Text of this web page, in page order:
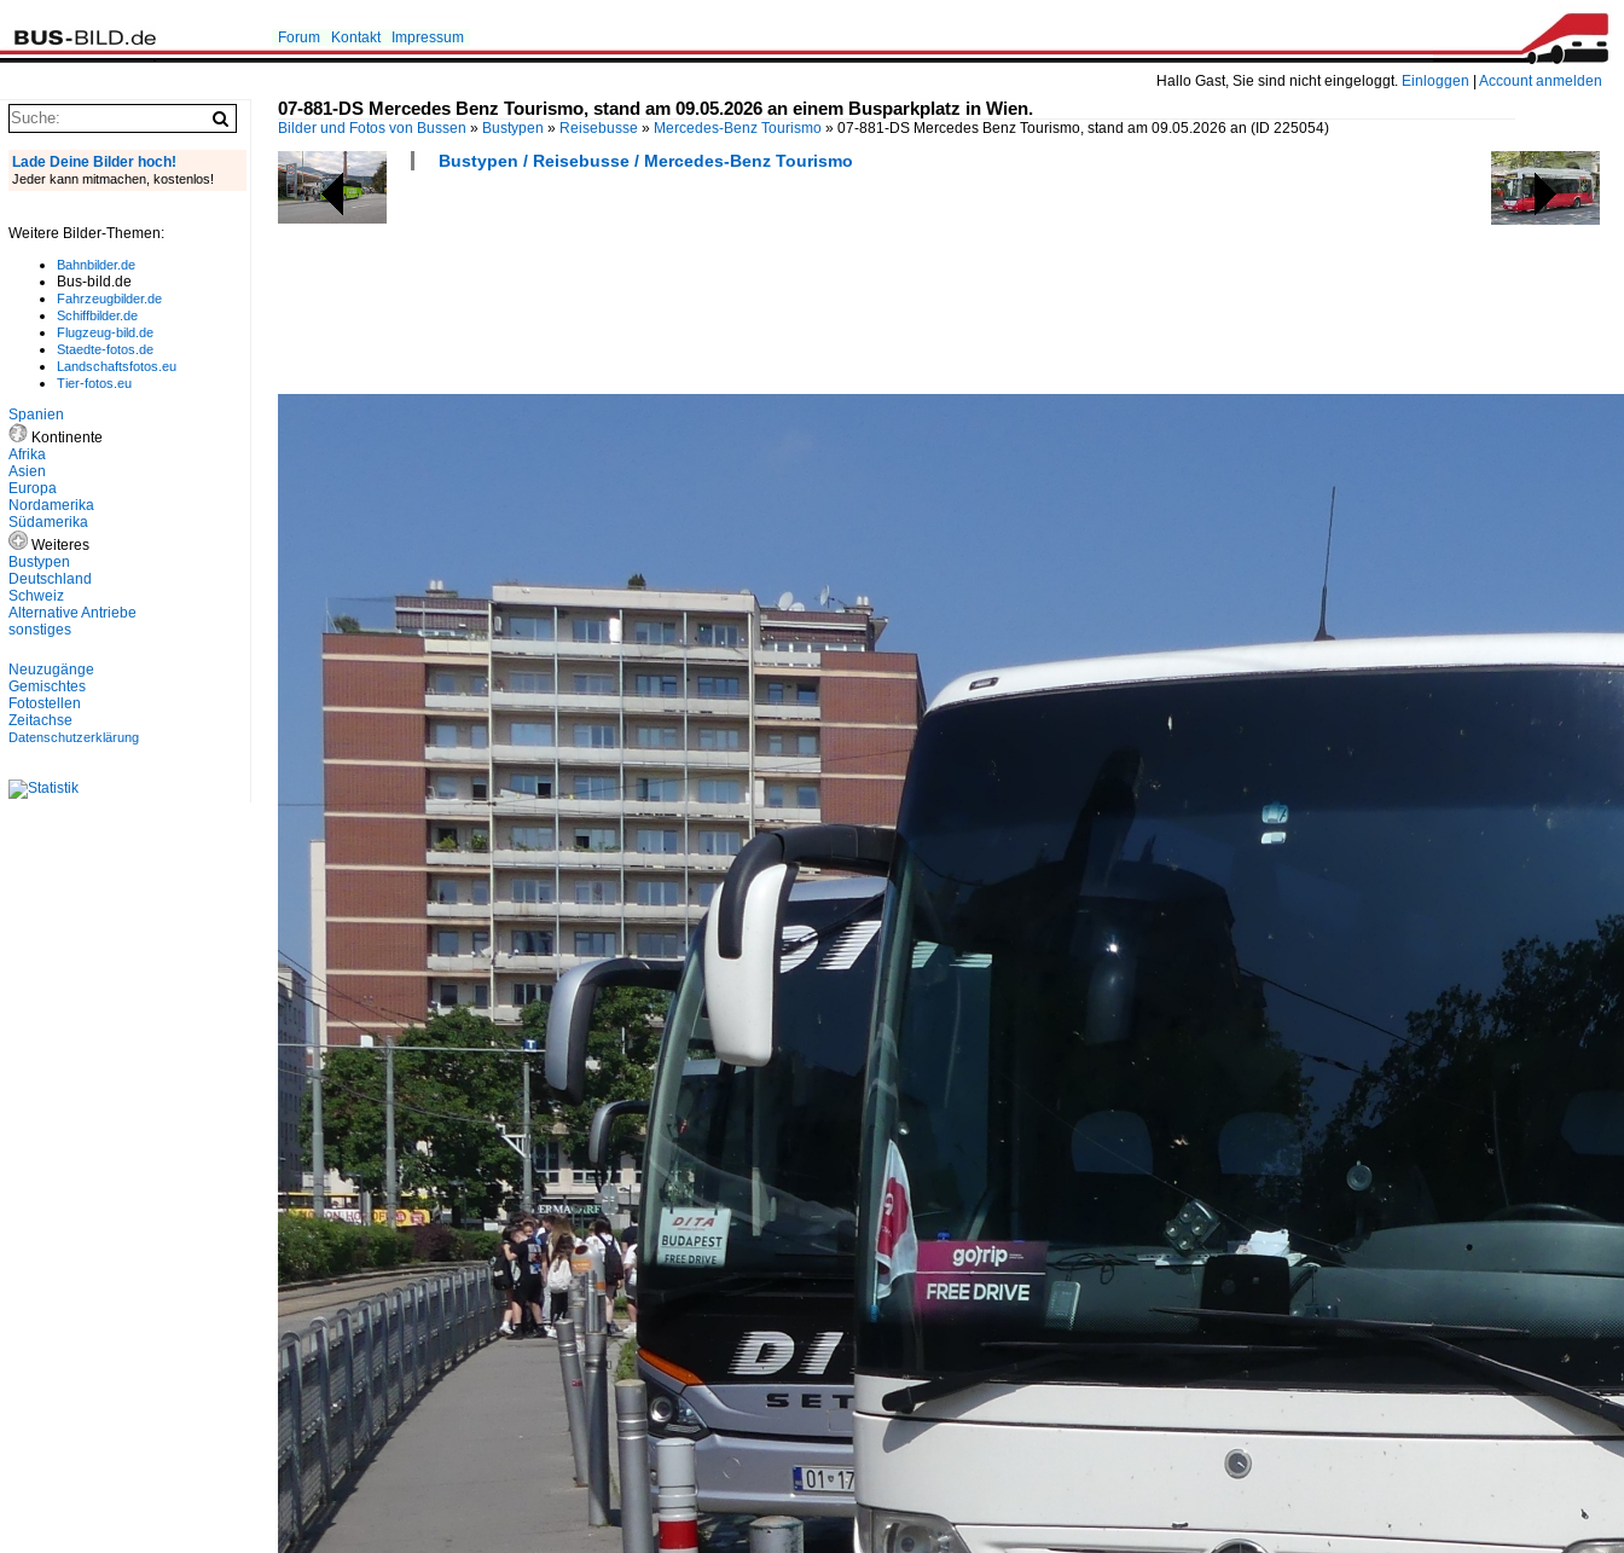
Hallo Gast, Sie sind nicht eingeloggt. Einloggen Account anmelden
Forum Kontakt Impressum
07-881-DS Mercedes Benz Tourismo, stand am 09.05.2026 an einem Busparkplatz in Wien.
Bilder und Fotos von Bussen » Bustypen » Reisebusse » Mercedes-Benz Tourismo » 07-881-DS Mercedes Benz Tourismo, stand am 09.05.2026 an (ID 225054)
Bustypen / Reisebusse / Mercedes-Benz Tourismo
Lade Deine Bilder hoch!
Jeder kann mitmachen, kostenlos!
Weitere Bilder-Themen:
Bahnbilder.de
Bus-bild.de
Fahrzeugbilder.de
Schiffbilder.de
Flugzeug-bild.de
Staedte-fotos.de
Landschaftsfotos.eu
Tier-fotos.eu
Spanien
Kontinente
Afrika
Asien
Europa
Nordamerika
Südamerika
Weiteres
Bustypen
Deutschland
Schweiz
Alternative Antriebe
sonstiges
Neuzugänge
Gemischtes
Fotostellen
Zeitachse
Datenschutzerklärung